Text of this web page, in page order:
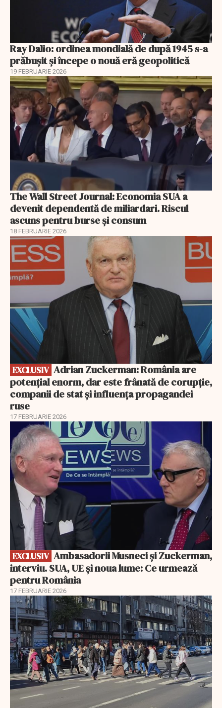
Ray Dalio: ordinea mondială de după 1945 s-a
prăbușit și începe o nouă eră geopolitică
19 FEBRUARIE 2026
The Wall Street Journal: Economia SUA a
devenit dependentă de miliardari. Riscul
ascuns pentru burse și consum
18 FEBRUARIE 2026
EXCLUSIV
EXCLUSIV
potențial enorm, dar este frânată de corupție,
companii de stat și influența propagandei
ruse
17 FEBRUARIE 2026
EXCLUSIV
EXCLUSIV
interviu. SUA, UE și noua lume: Ce urmează
pentru România
17 FEBRUARIE 2026